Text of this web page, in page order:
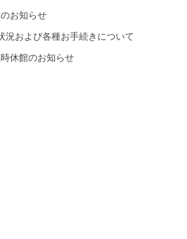
お知らせ
況および各種お手続きについて
休館のお知らせ